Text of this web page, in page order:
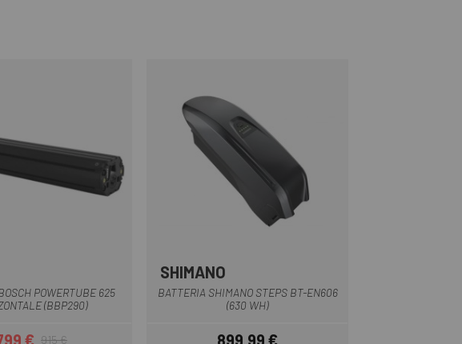
POWERTUBE 625
(BBP290)
€ 915 €
SHIMANO
BATTERIA SHIMANO STEPS BT-EN606
(630 WH)
899,99 €